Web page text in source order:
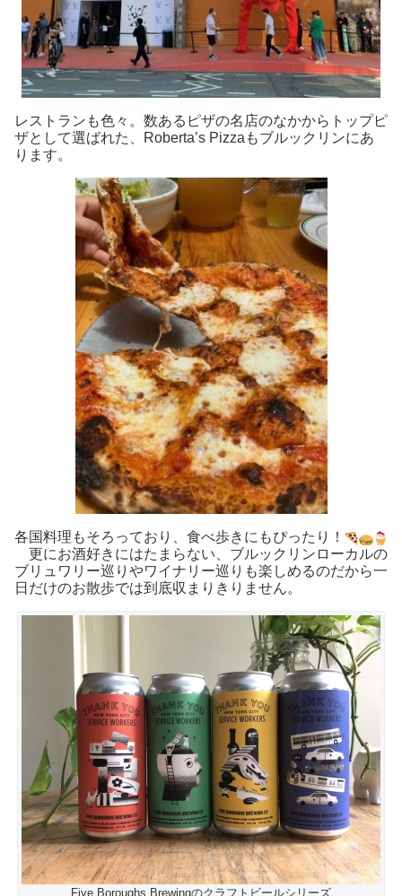
レストランも色々。数あるピザの名店のなかからトップピ
ザとして選ばれた、Roberta’s Pizzaもブルックリンにあ
ります。
各国料理もそろっており、食べ歩きにもぴったり！
更にお酒好きにはたまらない、ブルックリンローカルの
ブリュワリー巡りやワイナリー巡りも楽しめるのだから一
日だけのお散歩では到底収まりきりません。
Five Boroughs Brewingのクラフトビールシリーズ